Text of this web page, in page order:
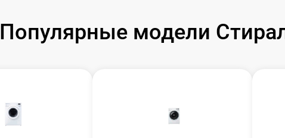
Популярные модели